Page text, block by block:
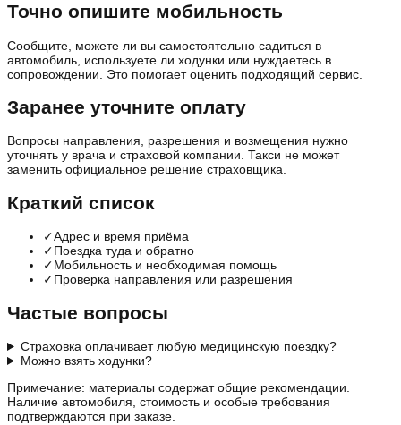
Точно опишите мобильность
Сообщите, можете ли вы самостоятельно садиться в
автомобиль, используете ли ходунки или нуждаетесь в
сопровождении. Это помогает оценить подходящий сервис.
Заранее уточните оплату
Вопросы направления, разрешения и возмещения нужно
уточнять у врача и страховой компании. Такси не может
заменить официальное решение страховщика.
Краткий список
✓Адрес и время приёма
✓Поездка туда и обратно
✓Мобильность и необходимая помощь
✓Проверка направления или разрешения
Частые вопросы
Страховка оплачивает любую медицинскую поездку?
Можно взять ходунки?
Примечание: материалы содержат общие рекомендации.
Наличие автомобиля, стоимость и особые требования
подтверждаются при заказе.